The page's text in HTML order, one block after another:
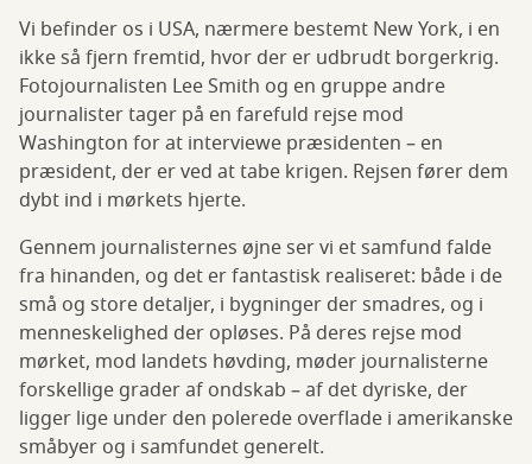
Vi befinder os i USA, nærmere bestemt New York, i en
ikke så fjern fremtid, hvor der er udbrudt borgerkrig.
Fotojournalisten Lee Smith og en gruppe andre
journalister tager på en farefuld rejse mod
Washington for at interviewe præsidenten – en
præsident, der er ved at tabe krigen. Rejsen fører dem
dybt ind i mørkets hjerte.
Gennem journalisternes øjne ser vi et samfund falde
fra hinanden, og det er fantastisk realiseret: både i de
små og store detaljer, i bygninger der smadres, og i
menneskelighed der opløses. På deres rejse mod
mørket, mod landets høvding, møder journalisterne
forskellige grader af ondskab – af det dyriske, der
ligger lige under den polerede overflade i amerikanske
småbyer og i samfundet generelt.